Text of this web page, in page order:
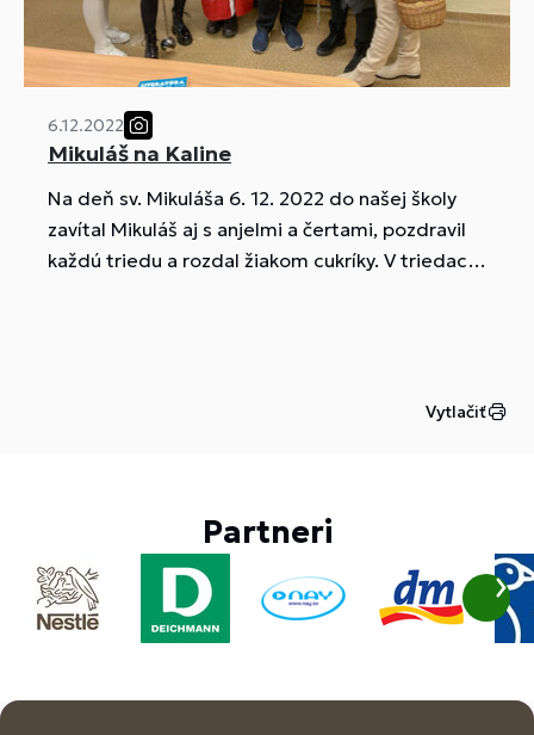
6.12.2022
Mikuláš na Kaline
Na deň sv. Mikuláša 6. 12. 2022 do našej školy
zavítal Mikuláš aj s anjelmi a čertami, pozdravil
každú triedu a rozdal žiakom cukríky. V triedach
Vytlačiť
Partneri